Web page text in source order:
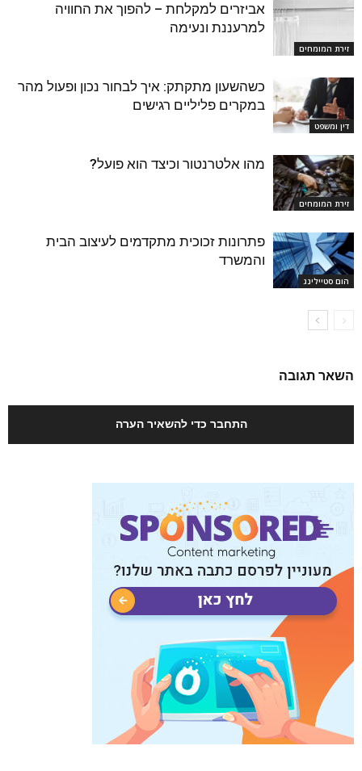
זירת המומחים
אביזרים למקלחת – להפוך את החוויה
למרעננת ונעימה
דין ומשפט
כשהשעון מתקתק: איך לבחור נכון ופעול מהר
במקרים פליליים רגישים
זירת המומחים
מהו אלטרנטור וכיצד הוא פועל?
הום סטיילינג
פתרונות זכוכית מתקדמים לעיצוב הבית
והמשרד
השאר תגובה
התחבר כדי להשאיר הערה